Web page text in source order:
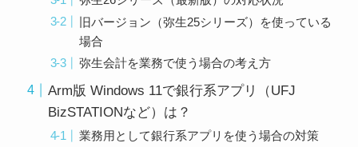
旧バージョン（弥生25シリーズ）を使っている
場合
弥生会計を業務で使う場合の考え方
Arm版 Windows 11で銀行系アプリ（UFJ
BizSTATIONなど）は？
業務用として銀行系アプリを使う場合の対策